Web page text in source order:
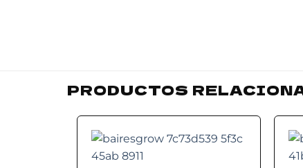
PRODUCTOS
Add to